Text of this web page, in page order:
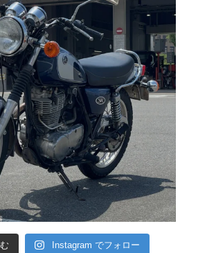
Instagram でフォロー